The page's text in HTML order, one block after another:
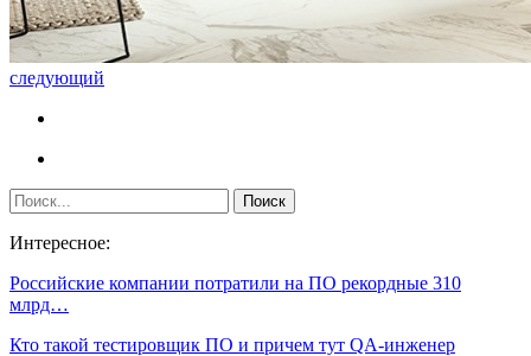
следующий
Интересное:
Российские компании потратили на ПО рекордные 310
млрд…
Кто такой тестировщик ПО и причем тут QA-инженер